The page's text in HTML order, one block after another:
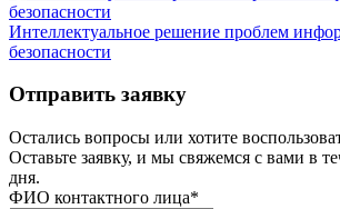
Интеллектуальное решение проблем
безопасности
Отправить заявку
Остались вопросы или хотите
Оставьте заявку, и мы свяжемся с вами в
дня.
ФИО контактного лица*